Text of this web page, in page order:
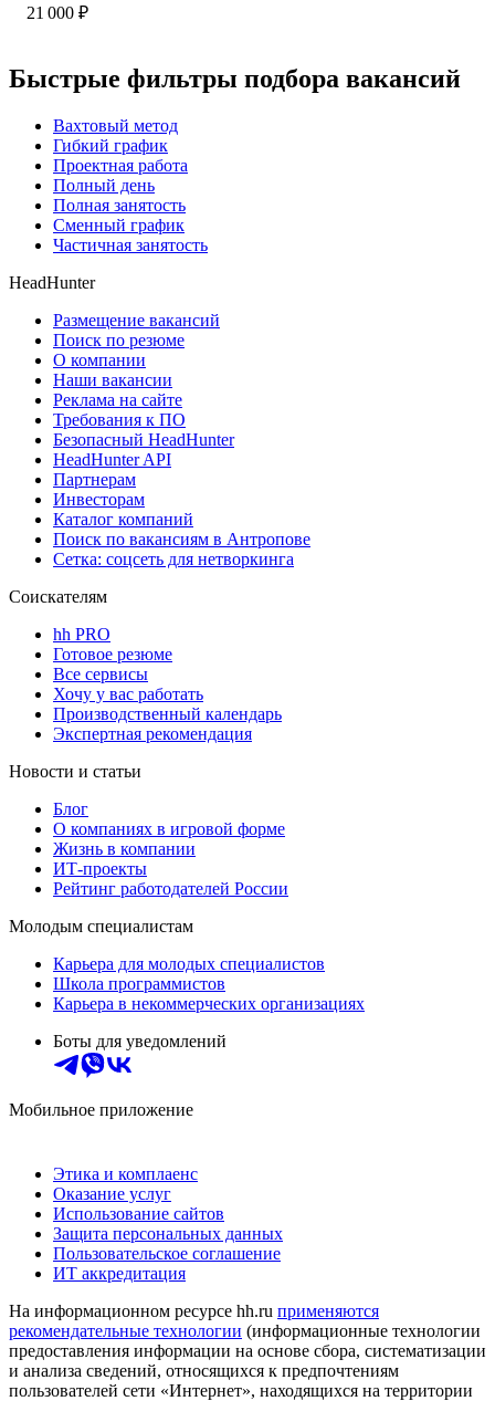
21 000 ₽
Быстрые фильтры подбора вакансий
Вахтовый метод
Гибкий график
Проектная работа
Полный день
Полная занятость
Сменный график
Частичная занятость
HeadHunter
Размещение вакансий
Поиск по резюме
О компании
Наши вакансии
Реклама на сайте
Требования к ПО
Безопасный HeadHunter
HeadHunter API
Партнерам
Инвесторам
Каталог компаний
Поиск по вакансиям в Антропове
Сетка: соцсеть для нетворкинга
Соискателям
hh PRO
Готовое резюме
Все сервисы
Хочу у вас работать
Производственный календарь
Экспертная рекомендация
Новости и статьи
Блог
О компаниях в игровой форме
Жизнь в компании
ИТ-проекты
Рейтинг работодателей России
Молодым специалистам
Карьера для молодых специалистов
Школа программистов
Карьера в некоммерческих организациях
Боты для уведомлений
Мобильное приложение
Этика и комплаенс
Оказание услуг
Использование сайтов
Защита персональных данных
Пользовательское соглашение
ИТ аккредитация
На информационном ресурсе hh.ru применяются
рекомендательные технологии (информационные технологии
предоставления информации на основе сбора, систематизации
и анализа сведений, относящихся к предпочтениям
пользователей сети «Интернет», находящихся на территории